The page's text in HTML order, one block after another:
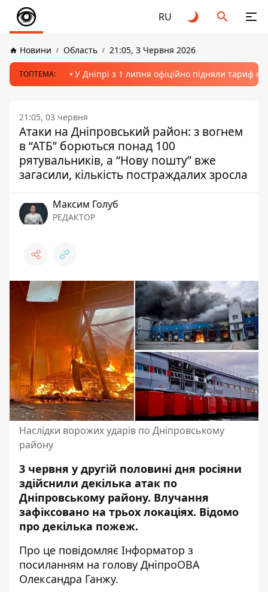
RU
Новини Область 21:05, 3 Червня 2026
ТОПТЕМА: У Дніпрі з 1 липня офіційно підняли тариф
21:05, 03 червня
Атаки на Дніпровський район: з вогнем
в “АТБ” борються понад 100
рятувальників, а “Нову пошту” вже
загасили, кількість постраждалих зросла
Максим Голуб
РЕДАКТОР
Наслідки ворожих ударів по Дніпровському
району
3 червня у другій половині дня росіяни
здійснили декілька атак по
Дніпровському району. Влучання
зафіксовано на трьох локаціях. Відомо
про декілька пожеж.
Про це повідомляє Інформатор з
посиланням на голову ДніпроОВА
Олександра Ганжу.